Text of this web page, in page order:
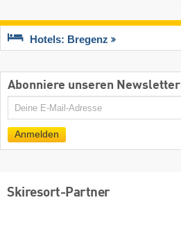
Hotels: Bregenz
Abonniere unseren Newsletter
E-
Anmelden
Skiresort-Partner